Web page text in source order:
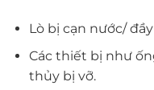
Lò bị cạn nước/
Các thiết bị như
thủy bị vỡ.